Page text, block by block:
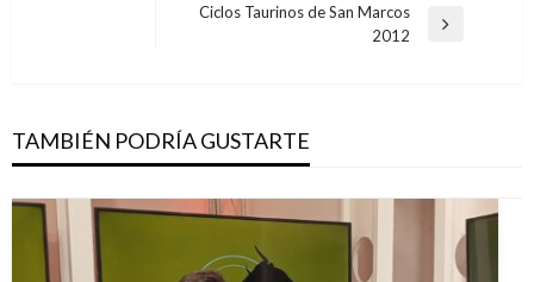
Ciclos Taurinos de San Marcos
2012
TAMBIÉN PODRÍA GUSTARTE